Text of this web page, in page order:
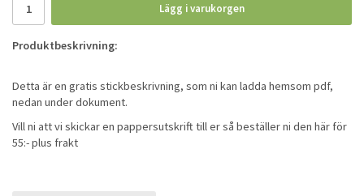
Lägg i varukorgen
Produktbeskrivning:
Detta är en gratis stickbeskrivning, som ni kan ladda hemsom pdf,
nedan under dokument.
Vill ni att vi skickar en pappersutskrift till er så beställer ni den här för
55:- plus frakt